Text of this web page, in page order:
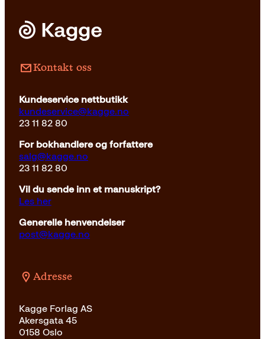
Kontakt oss
Kundeservice nettbutikk
kundeservice@kagge.no
23 11 82 80
For bokhandlere og forfattere
salg@kagge.no
23 11 82 80
Vil du sende inn et manuskript?
Les her
Generelle henvendelser
post@kagge.no
Adresse
Kagge Forlag AS
Akersgata 45
0158 Oslo